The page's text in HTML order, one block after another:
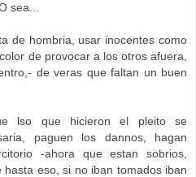
sea...
de hombria, usar inocentes como
de provocar a los otros afuera,
de veras que faltan un buen
lso que hicieron el pleito se
paguen los dannos, hagan
-ahora que estan sobrios,
hasta eso, si no iban tomados iban